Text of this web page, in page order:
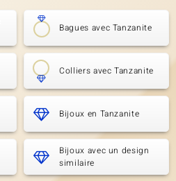
Bagues avec Tanzanite
Colliers avec Tanzanite
Bijoux en Tanzanite
Bijoux avec un design
similaire